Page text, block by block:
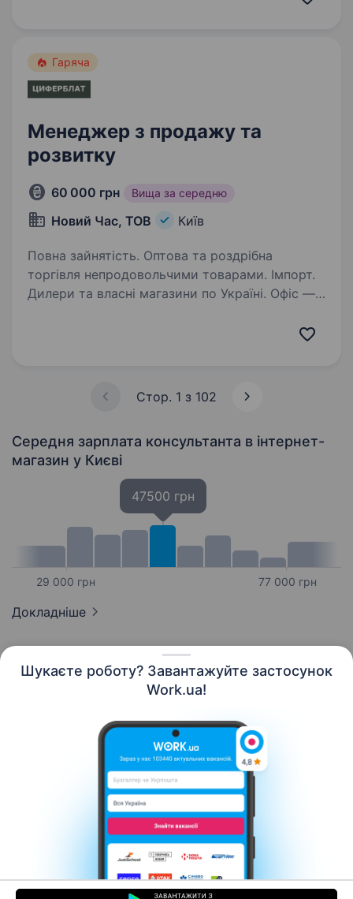
Шукаєте роботу? Завантажуйте застосунок
Work.ua!
Гаряча
Менеджер з продажу та
розвитку
60 000 грн Вища за середню
Новий Час, ТОВ Київ
Повна зайнятість. Оптова та роздрібна
торгівля непродовольчими товарами. Імпорт.
Дилери та власні магазини по Україні. Офіс —
Стор. 1 з 102
Середня зарплата консультанта в інтернет-
магазин у Києві
29 000 грн
47500 грн
77 000 грн
Докладніше
Контакти Про нас
Кар’єра
Допомога Умови використання